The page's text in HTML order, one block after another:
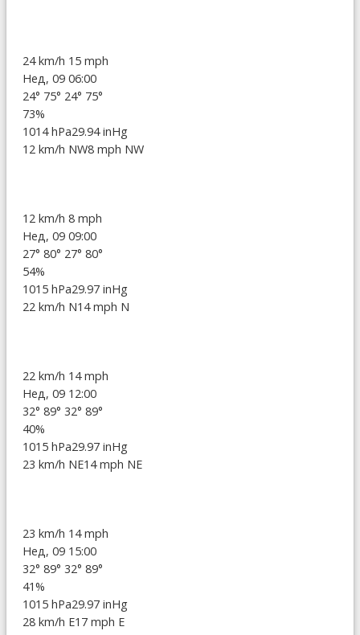
24 km/h 15 mph
Нед, 09 06:00
24° 75° 24° 75°
73%
1014 hPa29.94 inHg
12 km/h NW8 mph NW
12 km/h 8 mph
Нед, 09 09:00
27° 80° 27° 80°
54%
1015 hPa29.97 inHg
22 km/h N14 mph N
22 km/h 14 mph
Нед, 09 12:00
32° 89° 32° 89°
40%
1015 hPa29.97 inHg
23 km/h NE14 mph NE
23 km/h 14 mph
Нед, 09 15:00
32° 89° 32° 89°
41%
1015 hPa29.97 inHg
28 km/h E17 mph E